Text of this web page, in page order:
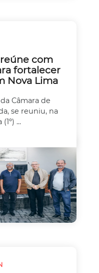
com
fortalecer
Nova Lima
Câmara de
se reuniu, na
...